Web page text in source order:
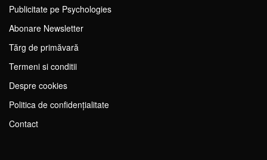
Publicitate pe Psychologies
Abonare Newsletter
Tărg de primăvară
Termeni si conditii
Despre cookies
Politica de confidențialitate
Contact